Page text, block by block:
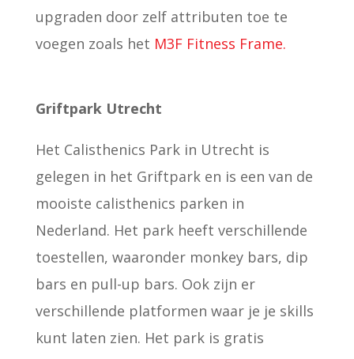
upgraden door zelf attributen toe te
voegen zoals het M3F Fitness Frame.
Griftpark Utrecht
Het Calisthenics Park in Utrecht is
gelegen in het Griftpark en is een van de
mooiste calisthenics parken in
Nederland. Het park heeft verschillende
toestellen, waaronder monkey bars, dip
bars en pull-up bars. Ook zijn er
verschillende platformen waar je je skills
kunt laten zien. Het park is gratis